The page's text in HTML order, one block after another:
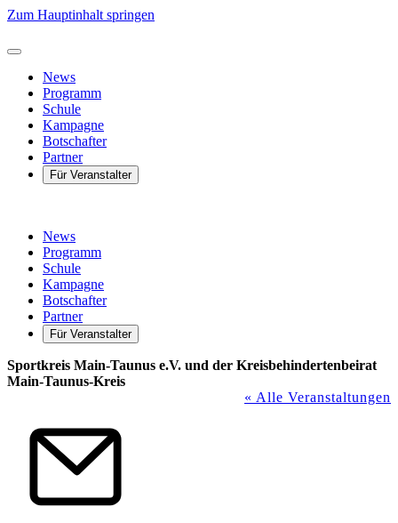
Zum Hauptinhalt springen
News
Programm
Schule
Kampagne
Botschafter
Partner
Für Veranstalter
News
Programm
Schule
Kampagne
Botschafter
Partner
Für Veranstalter
Sportkreis Main-Taunus e.V. und der Kreisbehindertenbeirat
Main-Taunus-Kreis
« Alle Veranstaltungen